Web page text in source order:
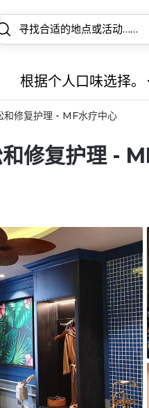
根据个人口味选择。
和修复护理 - MF水疗中心
修复护理 -